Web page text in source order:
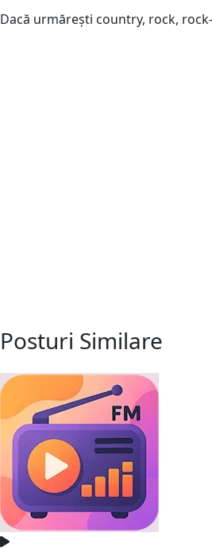
Dacă urmărești country, rock,
Posturi Similare